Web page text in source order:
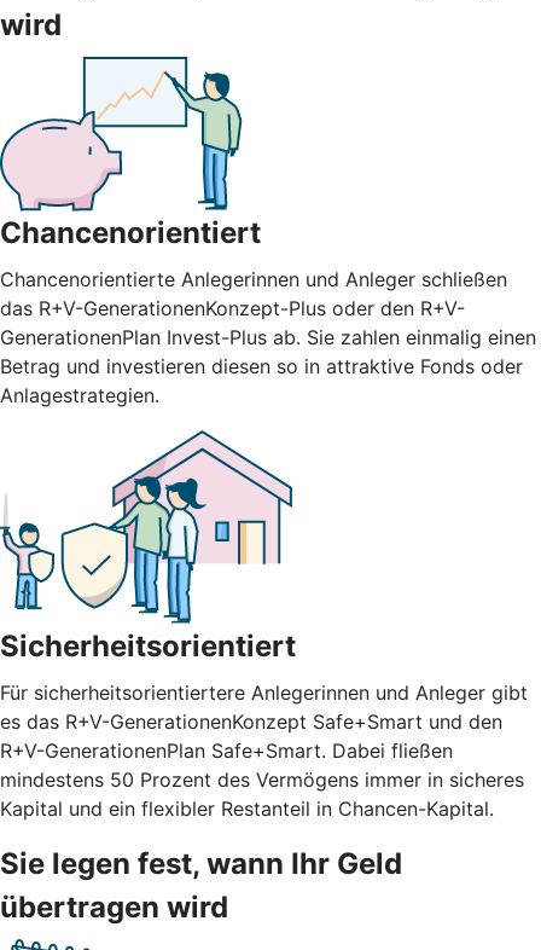
wird
Chancenorientiert
Chancenorientierte Anlegerinnen und Anleger schließen
das R+V-GenerationenKonzept-Plus oder den R+V-
GenerationenPlan Invest-Plus ab. Sie zahlen einmalig einen
Betrag und investieren diesen so in attraktive Fonds oder
Anlagestrategien.
Sicherheitsorientiert
Für sicherheitsorientiertere Anlegerinnen und Anleger gibt
es das R+V-GenerationenKonzept Safe+Smart und den
R+V-GenerationenPlan Safe+Smart. Dabei fließen
mindestens 50 Prozent des Vermögens immer in sicheres
Kapital und ein flexibler Restanteil in Chancen-Kapital.
Sie legen fest, wann Ihr Geld
übertragen wird